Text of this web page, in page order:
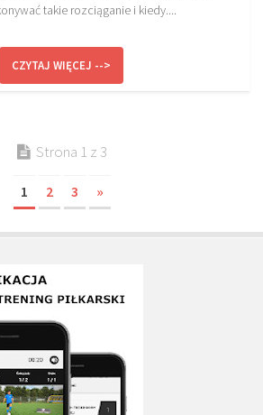
takie rozciąganie i kiedy....
CZYTAJ WIĘCEJ -->
Strona 1 z 3
1 2 3 »